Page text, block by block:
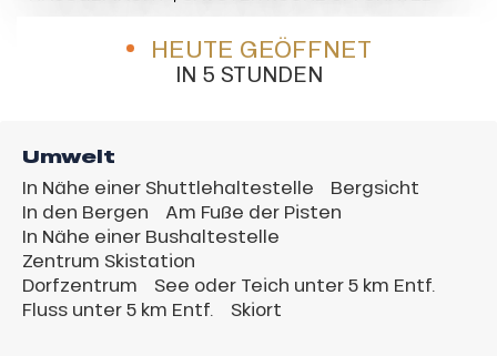
HEUTE GEÖFFNET
IN 5 STUNDEN
Umwelt
In Nähe einer Shuttlehaltestelle
Bergsicht
In den Bergen
Am Fuße der Pisten
In Nähe einer Bushaltestelle
Zentrum Skistation
Dorfzentrum
See oder Teich unter 5 km Entf.
Fluss unter 5 km Entf.
Skiort